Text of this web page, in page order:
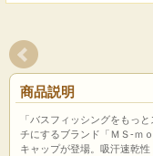
商品説明
「バスフィッシングをもっ
チにするブランド「ＭＳ‐ｍ
キャップが登場。吸汗速乾